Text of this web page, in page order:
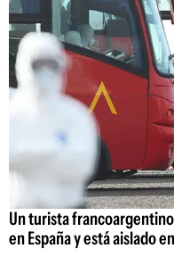
Un turista
en España y está aislado